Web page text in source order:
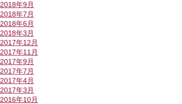
2018年9月
2018年7月
2018年6月
2018年3月
2017年12月
2017年11月
2017年9月
2017年7月
2017年4月
2017年3月
2016年10月